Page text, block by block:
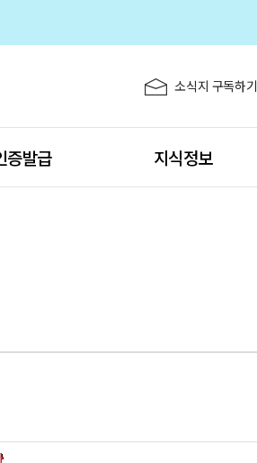
소식지 구독하기
증발급 지식정보